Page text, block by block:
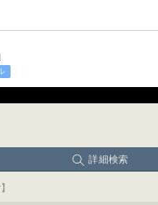
詳細検索